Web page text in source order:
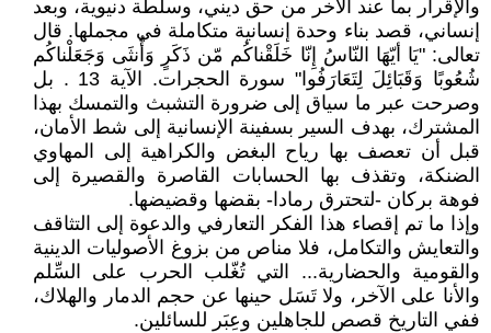
والإقرار بما عند الآخر من حق ديني، وسلطة دنيوية، وبعد
إنساني، قصد بناء وحدة إنسانية متكاملة في مجملها. قال
تعالى: "يَا أيّهَا النّاسُ إِنّا خَلَقْناكُم مّن ذَكَرٍ وَأُنثَى وَجَعَلْناكُم
شُعُوبًا وَقَبَائِلَ لِتَعَارَفُوا" سورة الحجرات. الآية 13 . بل
وصرحت عبر ما سياق إلى ضرورة التشبث والتمسك بهذا
المشترك، بهدف السير بسفينة الإنسانية إلى شط الأمان،
قبل أن تعصف بها رياح البغض والكراهية إلى المهاوي
الضنكة، وتقذف بها الحسابات القاصرة والقصيرة إلى
فوهة بركان -لتحترق رمادا- بقضها وقضيضها.
وإذا ما تم إقصاء هذا الفكر التعارفي والدعوة إلى التثاقف
والتعايش والتكامل، فلا مناص من بزوغ الأصوليات الدينية
والقومية والحضارية... التي تُغّلب الحرب على السِّلم
والأنا على الآخر، ولا تَسَل حينها عن حجم الدمار والهلاك،
ففي التاريخ قصص للجاهلين وعِبَر للسائلين.